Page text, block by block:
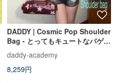
DADDY | Cosmic Pop Shoulder
Bag - とってもキュートなバゲッ
ト型ショルダーバッグ
daddy-academy
8,259円